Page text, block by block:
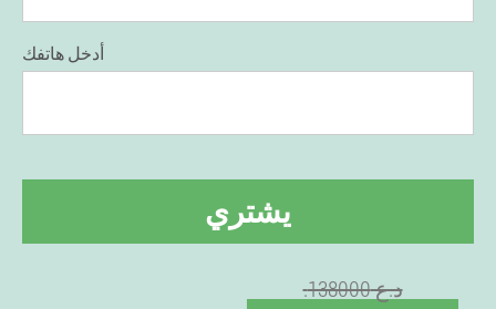
أدخل هاتفك
يشتري
.د.ع 138000